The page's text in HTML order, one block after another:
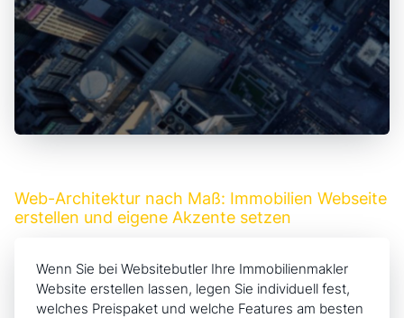
Web-Architektur nach Maß: Immobilien Webseite
erstellen und eigene Akzente setzen
Wenn Sie bei Websitebutler Ihre Immobilienmakler
Website erstellen lassen, legen Sie individuell fest,
welches Preispaket und welche Features am besten